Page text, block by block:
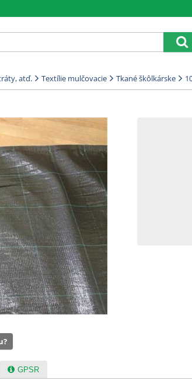
atď. Textílie mulčovacie Tkané škôlkárske
GPSR